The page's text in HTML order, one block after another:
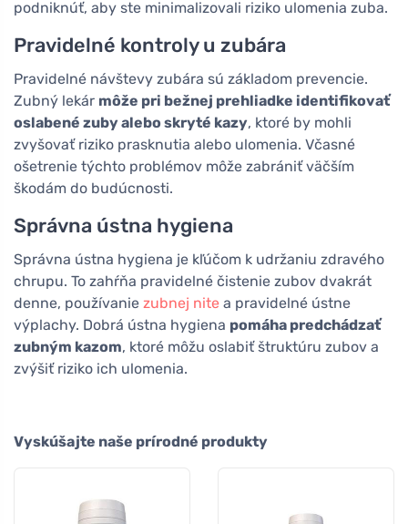
podniknúť, aby ste minimalizovali riziko ulomenia zuba.
Pravidelné kontroly u zubára
Pravidelné návštevy zubára sú základom prevencie.
Zubný lekár môže pri bežnej prehliadke identifikovať
oslabené zuby alebo skryté kazy, ktoré by mohli
zvyšovať riziko prasknutia alebo ulomenia. Včasné
ošetrenie týchto problémov môže zabrániť väčším
škodám do budúcnosti.
Správna ústna hygiena
Správna ústna hygiena je kľúčom k udržaniu zdravého
chrupu. To zahŕňa pravidelné čistenie zubov dvakrát
denne, používanie zubnej nite a pravidelné ústne
výplachy. Dobrá ústna hygiena pomáha predchádzať
zubným kazom, ktoré môžu oslabiť štruktúru zubov a
zvýšiť riziko ich ulomenia.
Vyskúšajte naše prírodné produkty